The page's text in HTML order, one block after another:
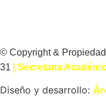
© Copyright &
31
| Secretaria
Diseño y desarrollo: